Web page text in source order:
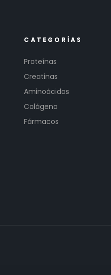
CATEGORÍAS
Proteínas
Creatinas
Aminoácidos
Colágeno
Fármacos